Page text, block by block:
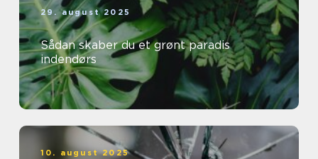
29. august 2025
Sådan skaber du et grønt paradis
indendørs
10. august 2025